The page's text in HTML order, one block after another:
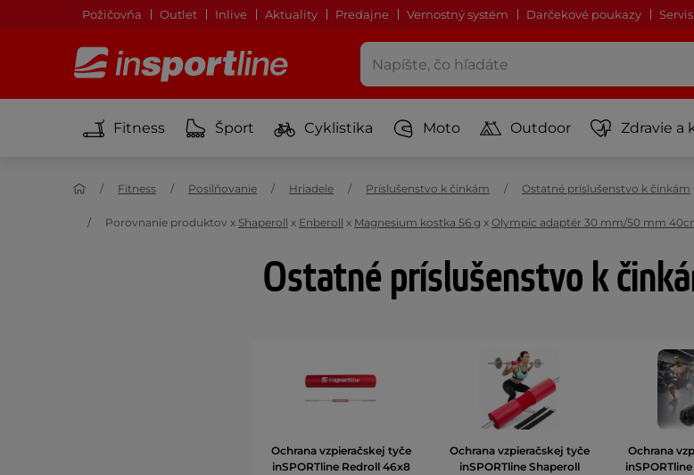
Požičovňa Outlet Inlive Aktuality Predajne Vernostný systém Darčekové poukazy Servis
Fitness Šport Cyklistika Moto Outdoor Zdravie a
Fitness Posilňovanie Hriadele Príslušenstvo k činkám Ostatné príslušenstvo k činkám
Porovnanie produktov x Shaperoll x Enberoll x Magnesium kostka 56 g x Olympic adaptér 30 mm/50 mm
Ostatné príslušenstvo k
Ochrana vzpieračskej tyče
inSPORTline Redroll 46x8
Ochrana vzpieračskej tyče
inSPORTline Shaperoll
Ochrana